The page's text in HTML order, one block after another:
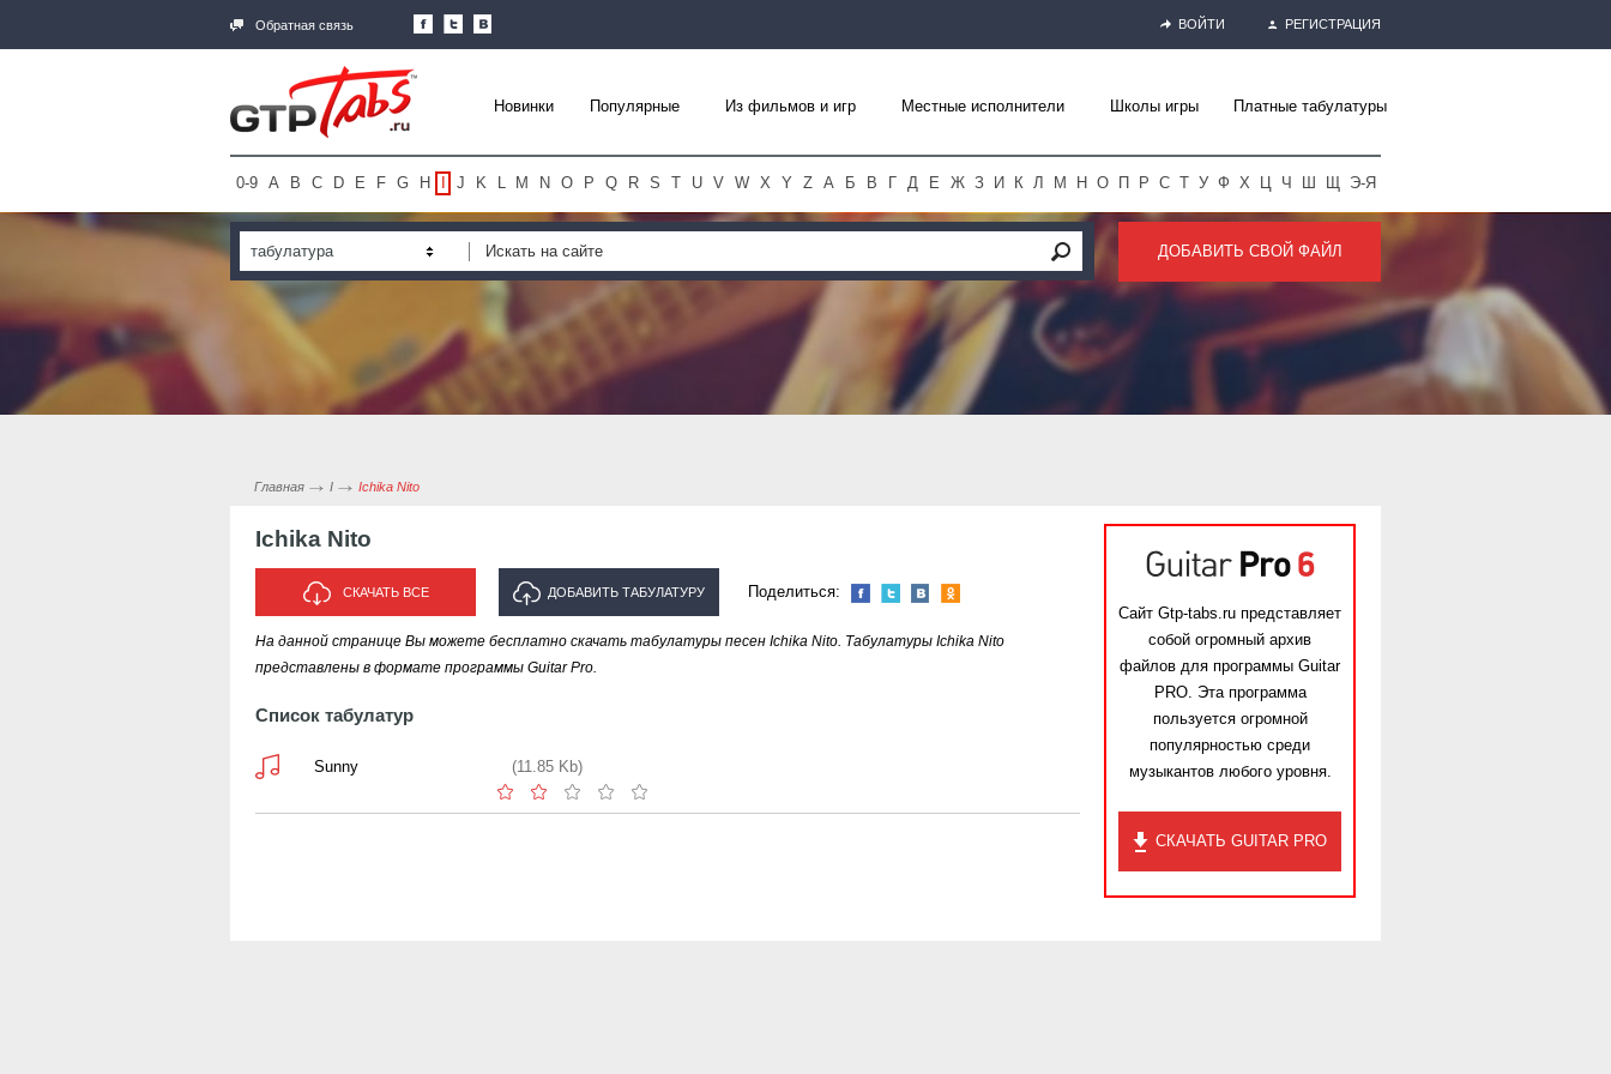
Обратная связь ВОЙТИ РЕГИСТРАЦИЯ
Новинки Популярные Из фильмов и игр Местные исполнители Школы игры Платные табулатуры
0-9 A B C D E F G H J K L M N O P Q R S T U V W X Y Z А Б В Г Д Е Ж З И К Л М Н О П Р С Т У Ф Х Ц Ч Ш Щ Э-Я
табулатура ДОБАВИТЬ СВОЙ ФАЙЛ
Главная I Ichika Nito
Ichika Nito
СКАЧАТЬ ВСЕ ДОБАВИТЬ ТАБУЛАТУРУ
ИСПОЛНИТЕЛЯ "ICHIKA NITO"
Поделиться:
На данной странице Вы можете бесплатно скачать табулатуры песен Ichika Nito. Табулатуры Ichika Nito
представлены в формате программы Guitar Pro.
Список табулатур
Sunny (11.85 Kb)
Сайт Gtp-tabs.ru представляет
собой огромный архив
файлов для программы Guitar
PRO. Эта программа
пользуется огромной
популярностью среди
музыкантов любого уровня.
СКАЧАТЬ GUITAR PRO